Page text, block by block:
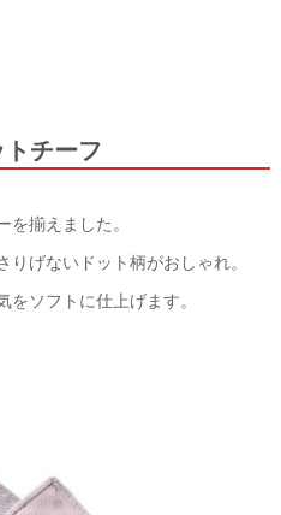
チーフ
を揃えました。
げないドット柄がおしゃれ。
をソフトに仕上げます。